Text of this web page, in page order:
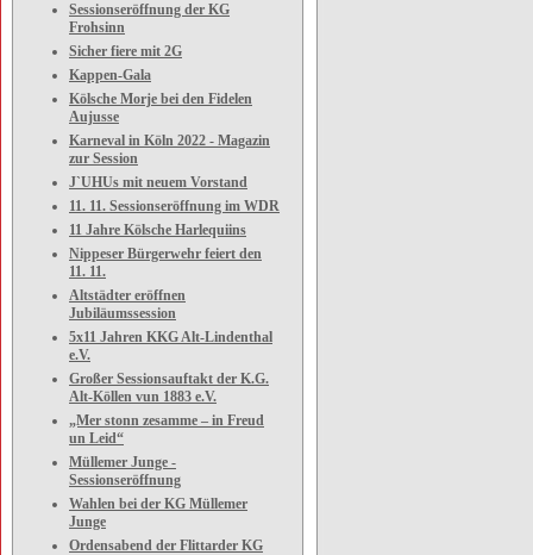
Sessionseröffnung der KG
Frohsinn
Sicher fiere mit 2G
Kappen-Gala
Kölsche Morje bei den Fidelen
Aujusse
Karneval in Köln 2022 - Magazin
zur Session
J`UHUs mit neuem Vorstand
11. 11. Sessionseröffnung im WDR
11 Jahre Kölsche Harlequiins
Nippeser Bürgerwehr feiert den
11. 11.
Altstädter eröffnen
Jubiläumssession
5x11 Jahren KKG Alt-Lindenthal
e.V.
Großer Sessionsauftakt der K.G.
Alt-Köllen vun 1883 e.V.
„Mer stonn zesamme – in Freud
un Leid“
Müllemer Junge -
Sessionseröffnung
Wahlen bei der KG Müllemer
Junge
Ordensabend der Flittarder KG